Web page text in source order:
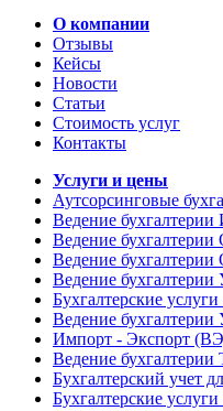
О компании
Отзывы
Кейсы
Новости
Статьи
Стоимость услуг
Контакты
Услуги и цены
Аутсорсинговые
Ведение
Ведение
Ведение
Ведение
Бухгалтерские
Ведение
Импорт - Экспорт
Ведение
Бухгалтерский учет
Бухгалтерские